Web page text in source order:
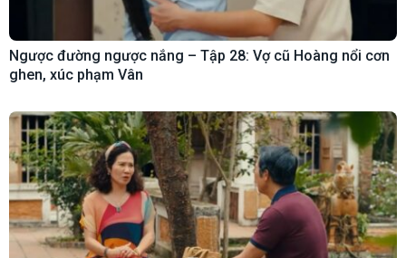
Ngược đường ngược nắng – Tập 28: Vợ cũ Hoàng nổi cơn
ghen, xúc phạm Vân